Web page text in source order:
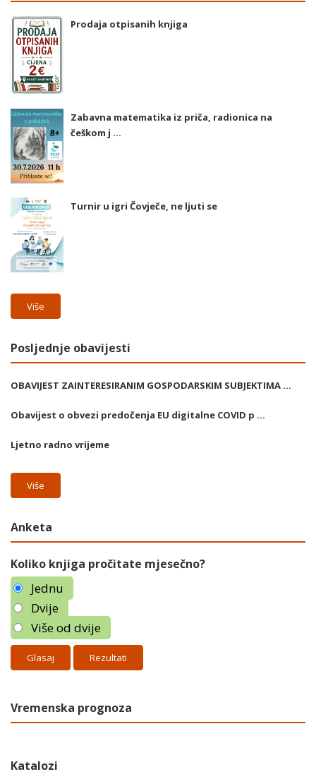
Prodaja otpisanih knjiga
Zabavna matematika iz priča, radionica na
češkom j ...
Turnir u igri Čovječe, ne ljuti se
Više
Posljednje obavijesti
OBAVIJEST ZAINTERESIRANIM GOSPODARSKIM SUBJEKTIMA ...
Obavijest o obvezi predočenja EU digitalne COVID p ...
Ljetno radno vrijeme
Više
Anketa
Koliko knjiga pročitate mjesečno?
Jednu
Dvije
Više od dvije
Rezultati
Vremenska prognoza
Katalozi